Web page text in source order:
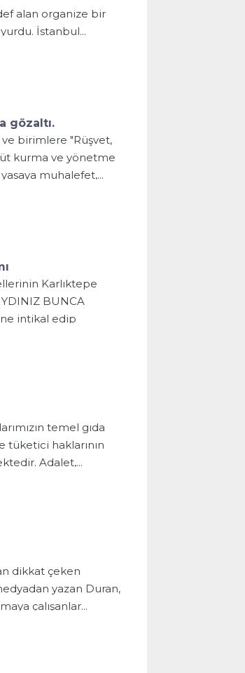
alan organize bir
İstanbul...
gözaltı.
ve birimlere "Rüşvet,
kurma ve yönetme
muhalefet,...
Karlıktepe
BUNCA
intikal edip
temel gıda
tüketici haklarının
Adalet,...
dikkat çeken
yazan Duran,
çalışanlar...